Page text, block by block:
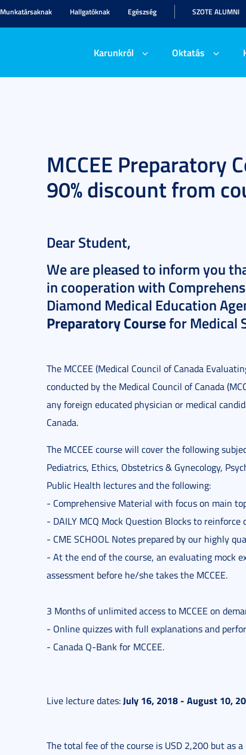
Munkatársaknak Hallgatóknak Egészség SZOTE ALUMNI
Karunkról Oktatás
MCCEE Preparatory
90% discount from
Dear Student,
We are pleased to inform you
in cooperation with
Diamond Medical Education
Preparatory Coursefor Medical
The MCCEE (Medical Council of Canada
conducted by the Medical Council of Canada
any foreign educated physician or medical
Canada.
The MCCEE course will cover the following
Pediatrics, Ethics, Obstetrics & Gynecology,
Public Health lectures and the following:
- Comprehensive Material with focus on main
- DAILY MCQ Mock Question Blocks to
- CME SCHOOL Notes prepared by our highly
- At the end of the course, an evaluating mock
assessment before he/she takes the MCCEE.
3 Months of unlimited access to MCCEE on
- Online quizzes with full explanations and
- Canada Q-Bank for MCCEE.
Live lecture dates:July 16, 2018 - August 10,
The total fee of the course is USD 2,200 but as